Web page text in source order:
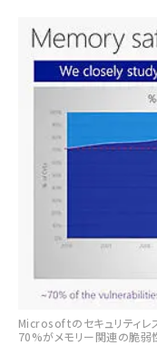
Microsoftのセキュリティレ
70%がメモリー関連の脆弱